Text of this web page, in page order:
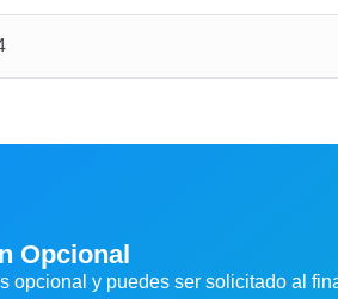
Opcional
opcional y puedes ser solicitado al